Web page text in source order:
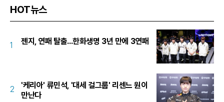
HOT뉴스
1 젠지, 연패 탈출...한화생명 3년 만에 3연패
2
'케리아' 류민석, '대세 걸그룹' 리센느 원이
만난다